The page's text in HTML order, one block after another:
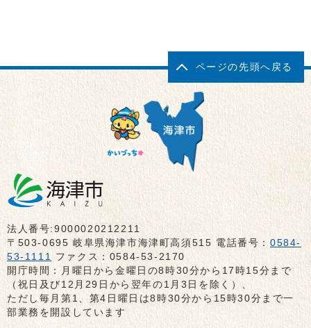
ページの先頭へ戻る
法人番号:9000020212211
〒503-0695 岐阜県海津市海津町高須515 電話番号：0584-
53-1111 ファクス：0584-53-2170
開庁時間：月曜日から金曜日の8時30分から17時15分まで
（祝日及び12月29日から翌年の1月3日を除く）、
ただし毎月第1、第4日曜日は8時30分から15時30分まで一
部業務を開設しています